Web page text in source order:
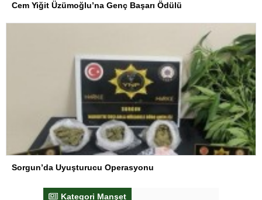
Cem Yiğit Üzümoğlu’na Genç Başarı Ödülü
Sorgun’da Uyuşturucu Operasyonu
Kategori Manşet